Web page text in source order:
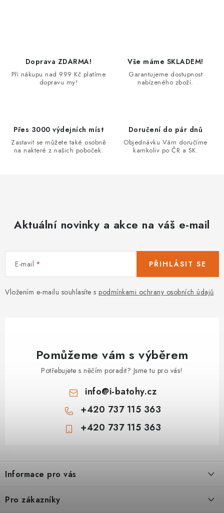
Doprava ZDARMA!
Při nákupu nad 999 Kč platíme
dopravu my!
Vše máme SKLADEM!
Garantujeme dostupnost
nabízeného zboží.
Přes 3000 výdejních míst
Zastavit se můžete také osobně
na nakteré z našich poboček.
Doručení do pár dnů
Objednávku Vám doručíme
kamkoliv po ČR a SK.
Aktuální novinky a akce na váš e-mail
E-mail
Vložením e-mailu souhlasíte s podmínkami ochrany osobních údajů
PŘIHLÁSIT SE
Pomůžeme vám s výběrem
Potřebujete s něčím poradit? Jsme tu pro vás!
info@i-batohy.cz
+420 737 115 363
+420 737 115 363
p
a
Informace pro vás
Pro zákazníky